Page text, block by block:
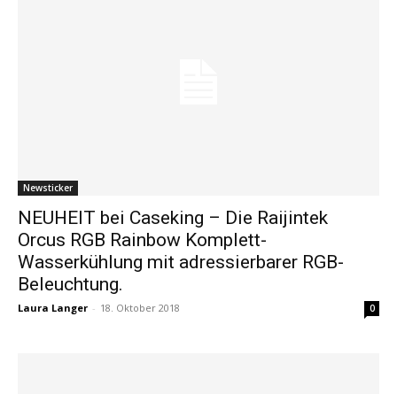
Newsticker
NEUHEIT bei Caseking – Die Raijintek
Orcus RGB Rainbow Komplett-
Wasserkühlung mit adressierbarer RGB-
Beleuchtung.
Laura Langer - 18. Oktober 2018 0